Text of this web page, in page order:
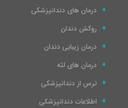
درمان های دندانپزشکی
روکش دندان
درمان زیبایی دندان
درمان های لثه
ترس از دندانپزشکی
اطلاعات دندانپزشکی